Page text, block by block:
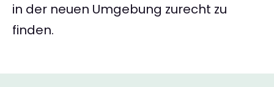
in der neuen Umgebung zurecht zu
finden.